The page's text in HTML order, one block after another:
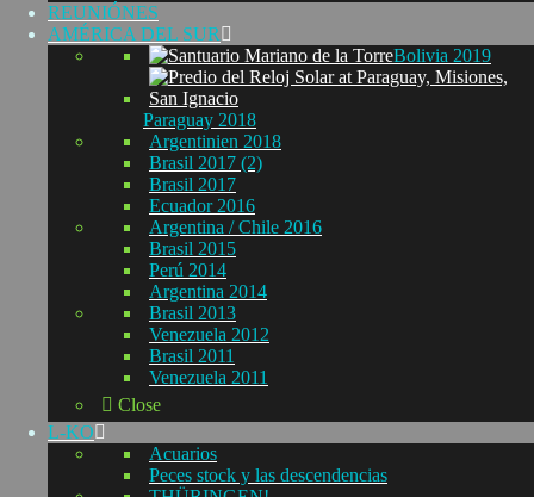
REUNIÓNES
AMÉRICA DEL SUR
Bolivia 2019
Paraguay 2018
Argentinien 2018
Brasil 2017 (2)
Brasil 2017
Ecuador 2016
Argentina / Chile 2016
Brasil 2015
Perú 2014
Argentina 2014
Brasil 2013
Venezuela 2012
Brasil 2011
Venezuela 2011
Close
L-KO
Acuarios
Peces stock y las descendencias